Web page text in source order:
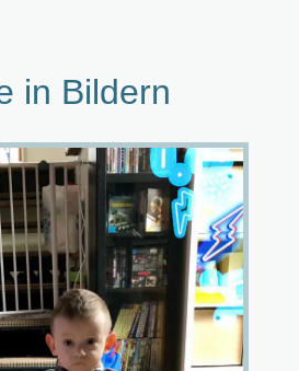
in Bildern